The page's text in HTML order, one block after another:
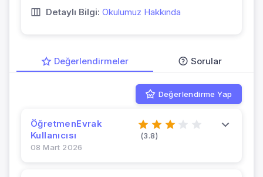
Detaylı Bilgi: Okulumuz Hakkında
Değerlendirmeler Sorular
Değerlendirme Yap
ÖğretmenEvrak
Kullanıcısı
08 Mart 2026
(3.8)